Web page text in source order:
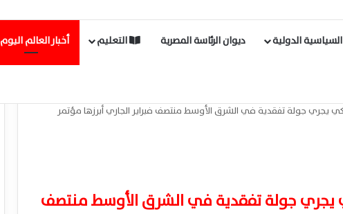
الدولية ديوان الرئاسة المصرية التعليم أخبار العالم اليوم
يجري جولة تفقدية في الشرق الأوسط منتصف فبراير الجاري أبرزها مؤتمر
يجري جولة تفقدية في الشرق الأوسط منتصف